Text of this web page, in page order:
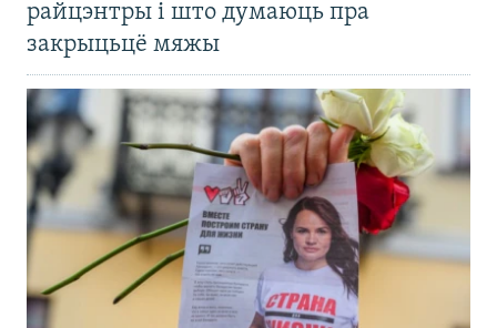
райцэнтры і што думаюць пра
закрыцьцё мяжы